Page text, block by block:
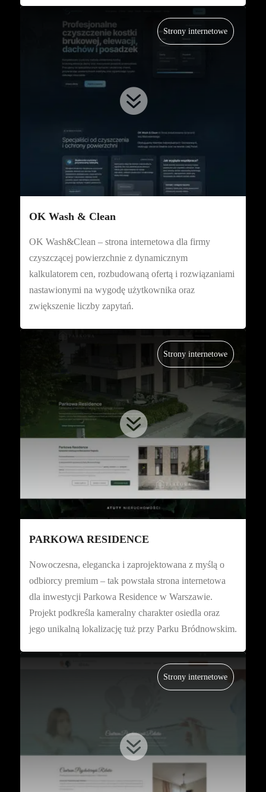
Strony internetowe

OK Wash & Clean
OK Wash&Clean – strona internetowa dla firmy
czyszczącej powierzchnie z dynamicznym
kalkulatorem cen, rozbudowaną ofertą i rozwiązaniami
nastawionymi na wygodę użytkownika oraz
zwiększenie liczby zapytań.
Strony internetowe

PARKOWA RESIDENCE
Nowoczesna, elegancka i zaprojektowana z myślą o
odbiorcy premium – tak powstała strona internetowa
dla inwestycji Parkowa Residence w Warszawie.
Projekt podkreśla kameralny charakter osiedla oraz
jego unikalną lokalizację tuż przy Parku Bródnowskim.
Strony internetowe
